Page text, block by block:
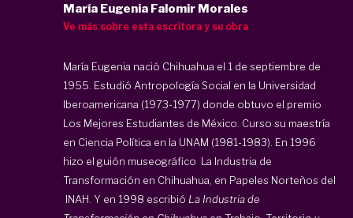
María Eugenia Falomir Morales
Ve más sobre esta escritora y su obra
María Eugenia nació Chihuahua el 1 de septiembre de
1955. Estudió Antropología Social en la Universidad
Iberoamericana (1973-1977) donde obtuvo el premio
Los Mejores Estudiantes de México. Curso su maestría
en Ciencia Política en la UNAM (1981-1983). En 1996
hizo el guión museográfico La Industria de
Transformación en Chihuahua, en Papeles Norteños del
INAH. Y en 1998 escribió La Industria de